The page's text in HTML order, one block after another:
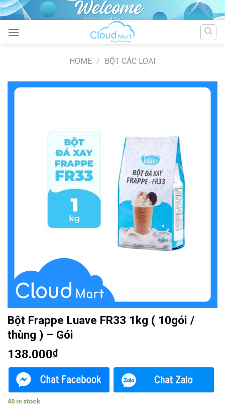
Skip
to
content
HOME / BỘT CÁC LOẠI
Bột Frappe Luave FR33 1kg ( 10gói /
thùng ) – Gói
138.000₫
40 in stock